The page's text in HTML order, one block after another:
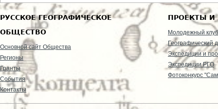
РУССКОЕ ГЕОГРАФИЧЕСКОЕ
ОБЩЕСТВО
Основной сайт Общества
Регионы
Гранты
События
Контакты
ПРОЕКТЫ И
Молодежный клуб
Географический
Экспедиции и
Экспедиции РГО
Фотоконкурс